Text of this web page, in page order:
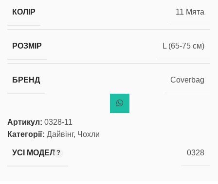
КОЛІР 11 Мята
РОЗМІР L (65-75 см)
БРЕНД Coverbag
Артикул: 0328-11
Категорії: Дайвінг, Чохли
УСІ МОДЕЛІ 0328